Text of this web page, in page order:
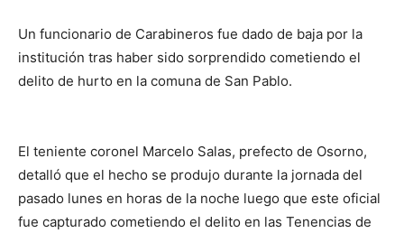
Un funcionario de Carabineros fue dado de baja por la
institución tras haber sido sorprendido cometiendo el
delito de hurto en la comuna de San Pablo.
El teniente coronel Marcelo Salas, prefecto de Osorno,
detalló que el hecho se produjo durante la jornada del
pasado lunes en horas de la noche luego que este oficial
fue capturado cometiendo el delito en las Tenencias de